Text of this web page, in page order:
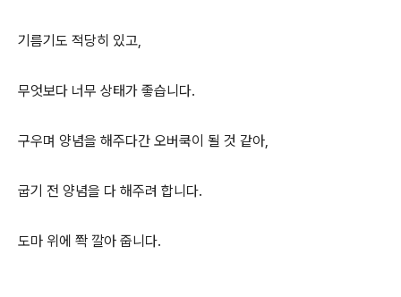
기름기도 적당히 있고,
무엇보다 너무 상태가 좋습니다.
구우며 양념을 해주다간 오버쿡이 될 것 같아,
굽기 전 양념을 다 해주려 합니다.
도마 위에 쫙 깔아 줍니다.